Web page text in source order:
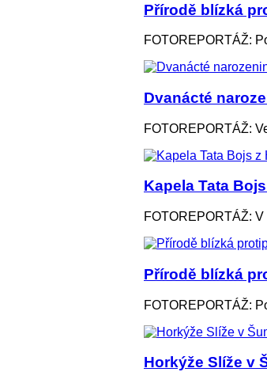
Přírodě blízká
FOTOREPORTÁŽ:
Dvanácté
FOTOREPORTÁŽ:
Kapela Tata
FOTOREPORTÁŽ:
Přírodě blízká
FOTOREPORTÁŽ:
Horkýže Slíže v